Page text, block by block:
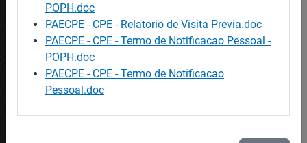
POPH.doc
PAECPE - CPE - Relatorio de Visita Previa.doc
PAECPE - CPE - Termo de Notificacao Pessoal -
POPH.doc
PAECPE - CPE - Termo de Notificacao
Pessoal.doc
Procurar trabalhadores
AJUDA
Mapa do site
Acessibilidade
Perguntas Frequentes / Glossário
CONTACTE-NOS